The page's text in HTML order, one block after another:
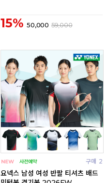
15% 50,000 59,000
구매 2
요넥스 남성 여성 반팔 티셔츠 배드